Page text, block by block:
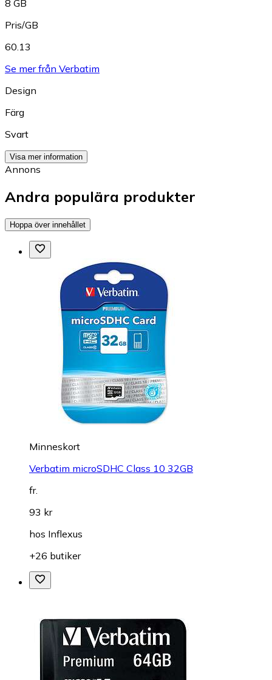
8 GB
Pris/GB
60.13
Se mer från Verbatim
Design
Färg
Svart
Visa mer information
Annons
Andra populära produkter
Hoppa över innehållet
Minneskort
Verbatim microSDHC Class 10 32GB
fr.
93 kr
hos Inflexus
+26 butiker